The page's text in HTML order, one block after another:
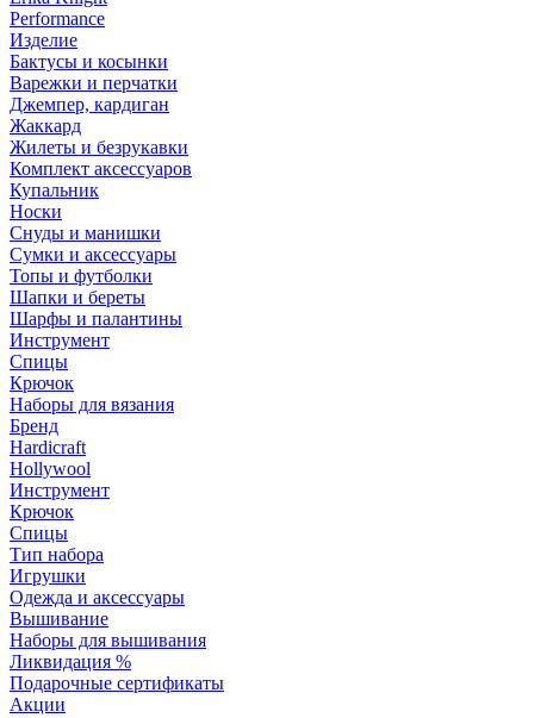
Performance
Изделие
Бактусы и косынки
Варежки и перчатки
Джемпер, кардиган
Жаккард
Жилеты и безрукавки
Комплект аксессуаров
Купальник
Носки
Снуды и манишки
Сумки и аксессуары
Топы и футболки
Шапки и береты
Шарфы и палантины
Инструмент
Спицы
Крючок
Наборы для вязания
Бренд
Hardicraft
Hollywool
Инструмент
Крючок
Спицы
Тип набора
Игрушки
Одежда и аксессуары
Вышивание
Наборы для вышивания
Ликвидация %
Подарочные сертификаты
Акции